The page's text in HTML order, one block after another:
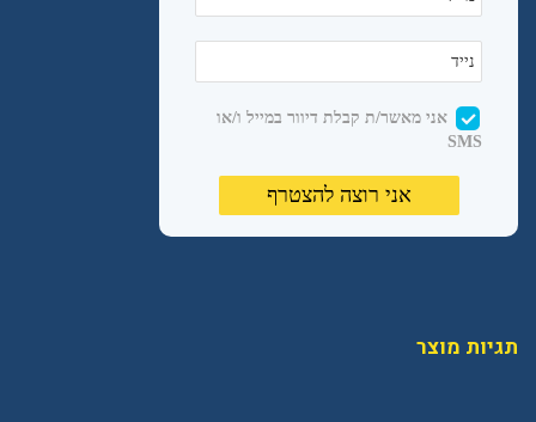
תגיות מוצר